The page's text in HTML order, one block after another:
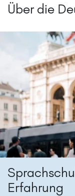
Über die
Erfahrung